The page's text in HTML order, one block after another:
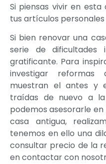
Si piensas vivir en
tus artículos personales
Si bien renovar una
serie de dificultades
gratificante. Para
investigar reformas
muestran el antes y
traídas de nuevo a la
podemos asesorarle
casa antigua,
tenemos en ello una
consultar precio de la
en contactar con